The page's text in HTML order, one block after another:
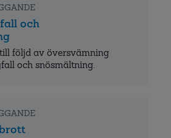
och
följd av översvämning
och snösmältning.